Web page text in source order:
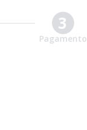
3
Pagamento